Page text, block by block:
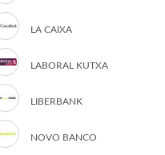
LA CAIXA
LABORAL KUTXA
LIBERBANK
NOVO BANCO